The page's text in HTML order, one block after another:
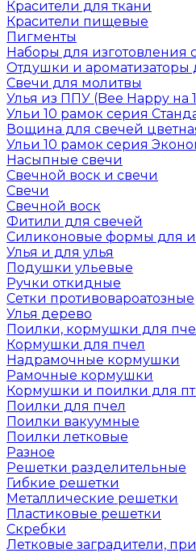
Красители для ткани
Красители пищевые
Пигменты
Наборы для изготовления
Отдушки и ароматизаторы
Свечи для молитвы
Улья из ППУ (Bee Happy на
Ульи 10 рамок серия
Вощина для свечей
Ульи 10 рамок серия
Насыпные свечи
Свечной воск и свечи
Свечи
Свечной воск
Фитили для свечей
Силиконовые формы для
Улья и для улья
Подушки ульевые
Ручки откидные
Сетки противовароатозные
Улья дерево
Поилки, кормушки для
Кормушки для пчел
Надрамочные кормушки
Рамочные кормушки
Кормушки и поилки для
Поилки для пчел
Поилки вакуумные
Поилки летковые
Разное
Решетки разделительные
Гибкие решетки
Металлические решетки
Пластиковые решетки
Скребки
Летковые заградители,